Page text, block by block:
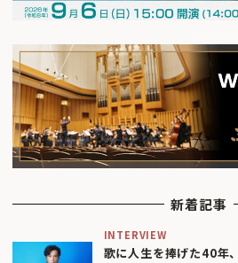
新着記事
INTERVIEW
歌に人生を捧げた40年